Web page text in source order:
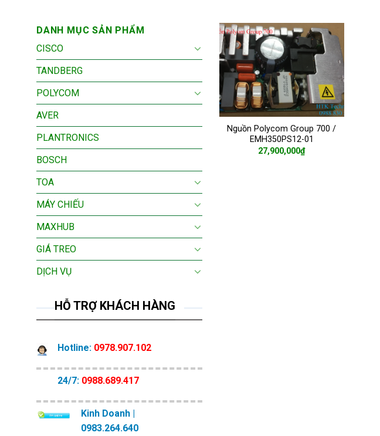
DANH MỤC SẢN PHẨM
CISCO
TANDBERG
POLYCOM
AVER
PLANTRONICS
BOSCH
TOA
MÁY CHIẾU
MAXHUB
GIÁ TREO
DỊCH VỤ
HỖ TRỢ KHÁCH HÀNG
Hotline: 0978.907.102
24/7: 0988.689.417
Kinh Doanh |
0983.264.640
Nguồn Polycom Group 700 /
EMH350PS12-01
27,900,000₫